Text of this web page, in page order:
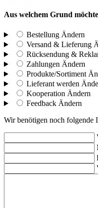
Aus welchem Grund
Bestellung Ändern
Versand & Lieferung
Rücksendung &
Zahlungen Ändern
Produkte/Sortiment
Lieferant werden
Kooperation Ändern
Feedback Ändern
Wir benötigen noch folgende